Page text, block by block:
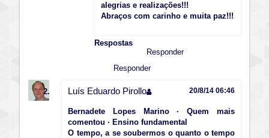
alegrias e realizações!!!
Abraços com carinho e muita paz!!!
Respostas
Responder
Responder
Luís Eduardo Pirollo 20/8/14 06:46
Bernadete Lopes Marino · Quem mais
comentou · Ensino fundamental
O tempo, a se soubermos o quanto o tempo